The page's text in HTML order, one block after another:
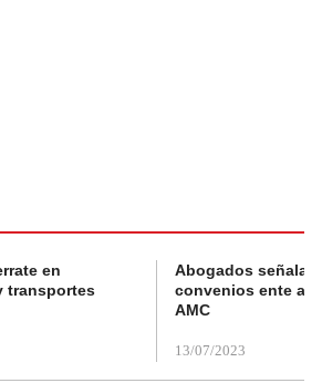
en
transportes
Abogados
convenios ente
AMC
13/07/2023